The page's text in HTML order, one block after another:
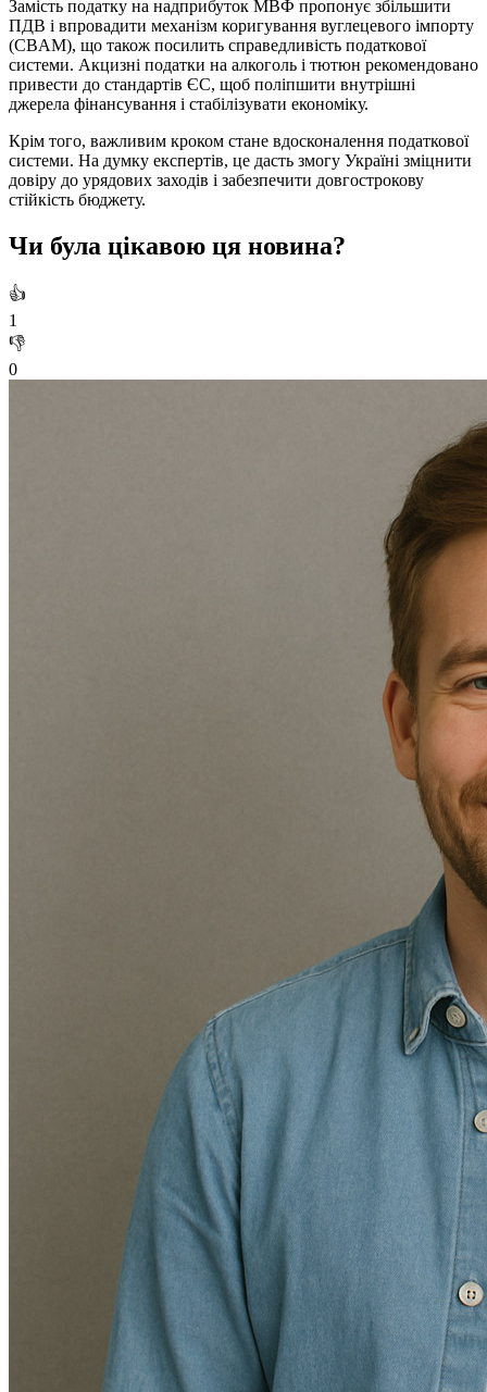
Замість податку на надприбуток МВФ пропонує збільшити
ПДВ і впровадити механізм коригування вуглецевого імпорту
(CBAM), що також посилить справедливість податкової
системи. Акцизні податки на алкоголь і тютюн рекомендовано
привести до стандартів ЄС, щоб поліпшити внутрішні
джерела фінансування і стабілізувати економіку.
Крім того, важливим кроком стане вдосконалення податкової
системи. На думку експертів, це дасть змогу Україні зміцнити
довіру до урядових заходів і забезпечити довгострокову
стійкість бюджету.
Чи була цікавою ця новина?
👍
1
👎
0